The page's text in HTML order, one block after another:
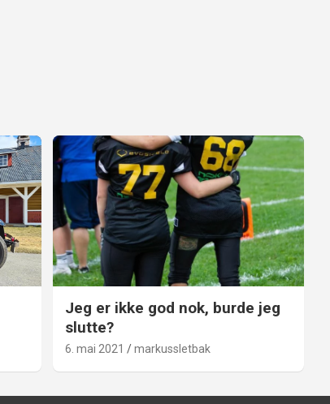
Jeg er ikke god nok, burde jeg
slutte?
6. mai 2021 markussletbak